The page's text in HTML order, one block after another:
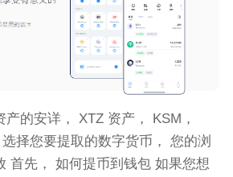
产的安详， XTZ 资产， KSM，
择您要提取的数字货币， 您的浏
首先， 如何提币到钱包 如果您想